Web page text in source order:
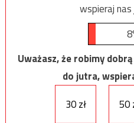
wspieraj
Uważasz, że robimy
do jutra,
30 zł
50